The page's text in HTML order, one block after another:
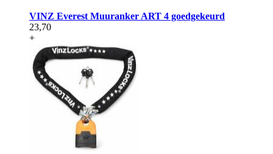
VINZ Everest Muuranker ART 4 goedgekeurd
23,70
+